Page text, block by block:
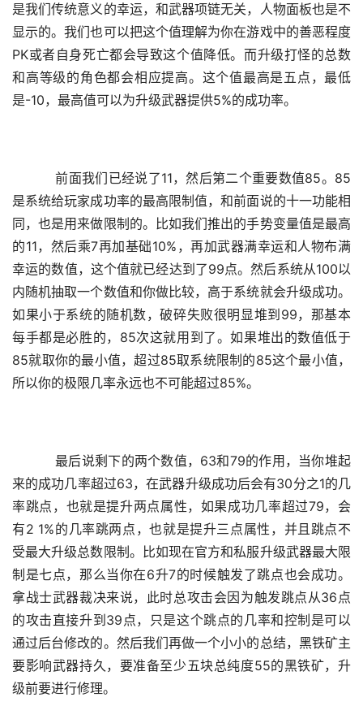
是我们传统意义的幸运，和武器项链无关，人物面板也是不
显示的。我们也可以把这个值理解为你在游戏中的善恶程度
PK或者自身死亡都会导致这个值降低。而升级打怪的总数
和高等级的角色都会相应提高。这个值最高是五点，最低
是-10，最高值可以为升级武器提供5%的成功率。
前面我们已经说了11，然后第二个重要数值85。85
是系统给玩家成功率的最高限制值，和前面说的十一功能相
同，也是用来做限制的。比如我们推出的手势变量值是最高
的11，然后乘7再加基础10%，再加武器满幸运和人物布满
幸运的数值，这个值就已经达到了99点。然后系统从100以
内随机抽取一个数值和你做比较，高于系统就会升级成功。
如果小于系统的随机数，破碎失败很明显堆到99，那基本
每手都是必胜的，85次这就用到了。如果堆出的数值低于
85就取你的最小值，超过85取系统限制的85这个最小值，
所以你的极限几率永远也不可能超过85%。
最后说剩下的两个数值，63和79的作用，当你堆起
来的成功几率超过63，在武器升级成功后会有30分之1的几
率跳点，也就是提升两点属性，如果成功几率超过79，会
有2 1%的几率跳两点，也就是提升三点属性，并且跳点不
受最大升级总数限制。比如现在官方和私服升级武器最大限
制是七点，那么当你在6升7的时候触发了跳点也会成功。
拿战士武器裁决来说，此时总攻击会因为触发跳点从36点
的攻击直接升到39点，只是这个跳点的几率和控制是可以
通过后台修改的。然后我们再做一个小小的总结，黑铁矿主
要影响武器持久，要准备至少五块总纯度55的黑铁矿，升
级前要进行修理。